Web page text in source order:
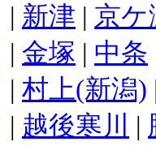
| 新津 | 京ケ
| 金塚 | 中条
| 村上(新潟)
| 越後寒川 |